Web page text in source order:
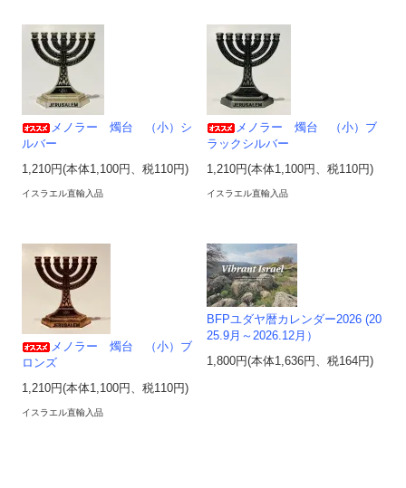
メノラー 燭台 （小）シ
ルバー
1,210円(本体1,100円、税110円)
イスラエル直輸入品
メノラー 燭台 （小）ブ
ラックシルバー
1,210円(本体1,100円、税110円)
イスラエル直輸入品
メノラー 燭台 （小）ブ
ロンズ
1,210円(本体1,100円、税110円)
イスラエル直輸入品
BFPユダヤ暦カレンダー2026 (20
25.9月～2026.12月）
1,800円(本体1,636円、税164円)